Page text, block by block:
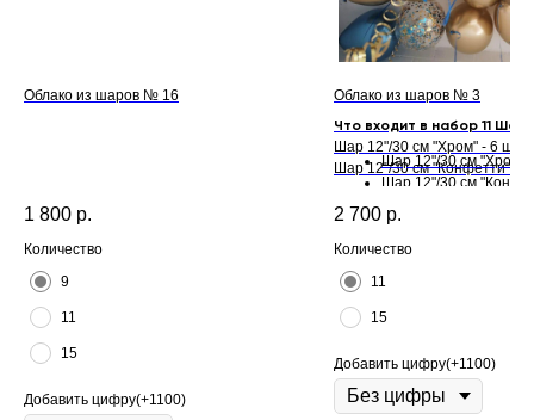
Облако из шаров № 16
1 800 р.
Количество
9
11
15
Добавить цифру(+1100)
Облако из шаров № 3
Что входит в набор 11
Шар 12"/30 см "Хром" - 6 шт.
Шар 12"/30 см "Конфетти" - 5
Что входит в набор 15
Шар 12"/30 см "Хром"
Шар 12"/30 см
2 700 р.
Количество
11
15
Добавить цифру(+1100)